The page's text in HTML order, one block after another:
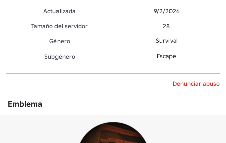
Actualizada
9/2/2026
Tamaño del servidor
28
Género
Survival
Subgénero Escape
Denunciar abuso
Emblema